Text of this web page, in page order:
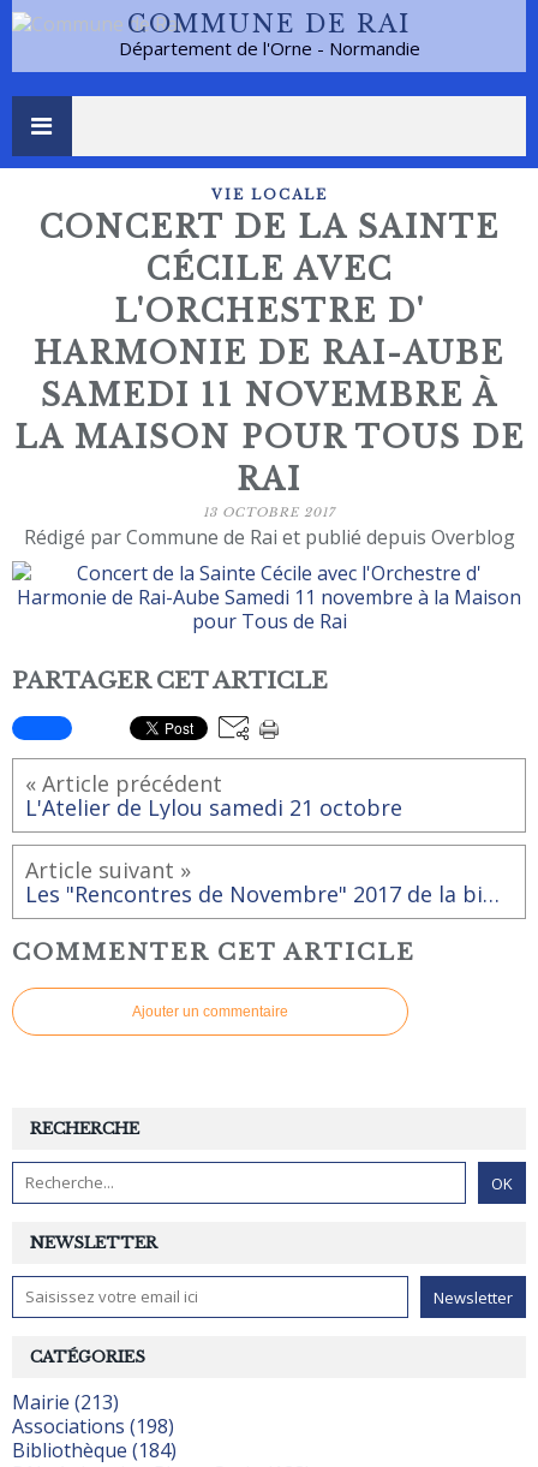
COMMUNE DE RAI
Département de l'Orne - Normandie
VIE LOCALE
CONCERT DE LA SAINTE
CÉCILE AVEC
L'ORCHESTRE D'
HARMONIE DE RAI-AUBE
SAMEDI 11 NOVEMBRE À
LA MAISON POUR TOUS DE
RAI
13 OCTOBRE 2017
Rédigé par Commune de Rai et publié depuis Overblog
PARTAGER CET ARTICLE
« Article précédent
L'Atelier de Lylou samedi 21 octobre
Article suivant »
Les "Rencontres de Novembre" 2017 de la bibliothèque de Rai
COMMENTER CET ARTICLE
Ajouter un commentaire
NEWSLETTER
RECHERCHE
CATÉGORIES
Mairie (213)
Associations (198)
Bibliothèque (184)